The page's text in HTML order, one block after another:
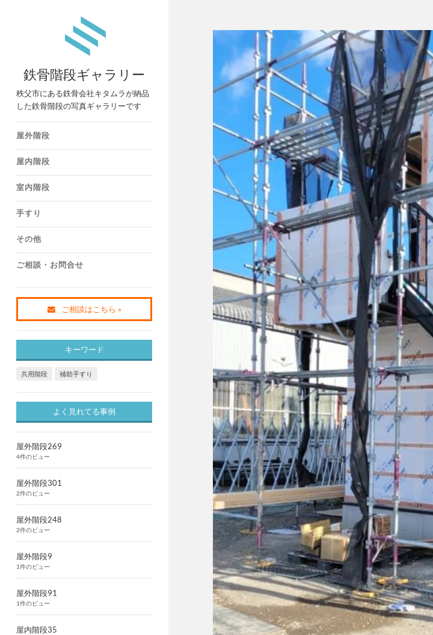
鉄骨階段ギャラリー
秩父市にある鉄骨会社キタムラが納品
した鉄骨階段の写真ギャラリーです
屋外階段
屋内階段
室内階段
手すり
その他
ご相談・お問合せ
ご相談はこちら »
キーワード
共用階段 補助手すり
よく見れてる事例
屋外階段269
4件のビュー
屋外階段301
2件のビュー
屋外階段248
2件のビュー
屋外階段9
1件のビュー
屋外階段91
1件のビュー
屋内階段35